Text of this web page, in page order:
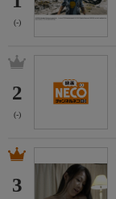
(-)
2
(-)
3